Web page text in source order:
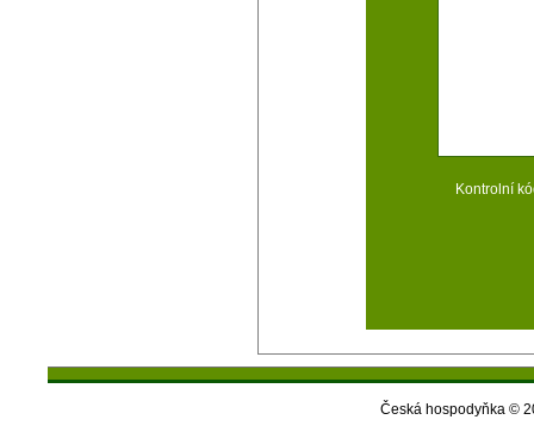
Kontrolní
Česká hospodyňka ©